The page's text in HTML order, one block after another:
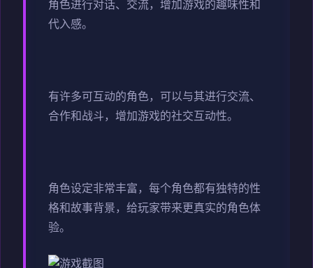
角色进行对话、交流，增加游戏的趣味性和
代入感。
有许多可互动的角色，可以与其进行交流、
合作和战斗，增加游戏的社交互动性。
角色设定非常丰富，每个角色都有独特的性
格和故事背景，给玩家带来更真实的角色体
验。